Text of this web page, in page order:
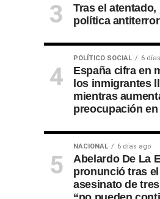
Tras el
política
POLÍTICO SOCIAL 6
España cifra en
los inmigrantes
mientras
preocupación
NACIONAL 6 días ago
Abelardo De La
pronunció tras el
asesinato de